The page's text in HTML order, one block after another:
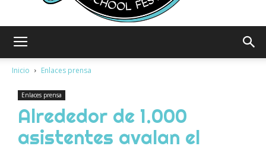
Inicio Enlaces prensa
Enlaces prensa
Alrededor de 1.000
asistentes avalan el